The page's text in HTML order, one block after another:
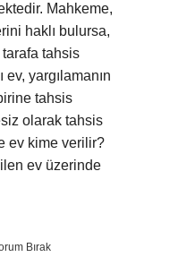
Mahkeme,
haklı bulursa,
tarafa tahsis
yargılamanın
tahsis
olarak tahsis
ev kime verilir?
ev üzerinde
Bırak